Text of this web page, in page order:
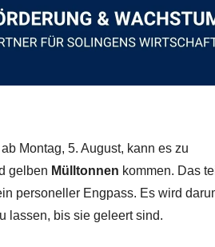
Montag, 5. August, kann es zu
gelben Mülltonnen kommen. Das
personeller Engpass. Es wird
lassen, bis sie geleert sind.